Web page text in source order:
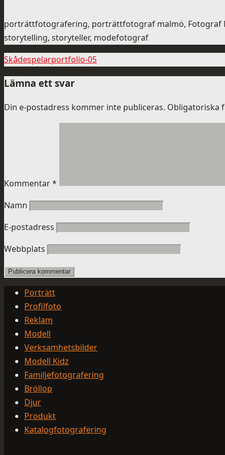
porträttfotografering, porträttfotograf malmö, Fotograf
storytelling, storyteller, modefotograf
Skådespelarportfolio-05
Lämna ett svar
Din e-postadress kommer inte publiceras. Obligatoriska
Kommentar*
Namn
E-postadress
Webbplats
Porträtt
Profilfoto
Reklam
Modell
Verksamhetsbilder
Modell Kidz
Familjefotografering
Bröllop
Djur
Produkt
Katalogfotografering